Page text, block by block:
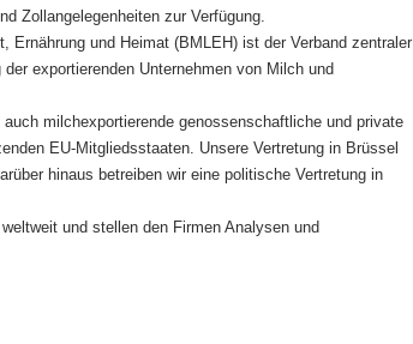
Zollangelegenheiten zur Verfügung.
Ernährung und Heimat (BMLEH) ist der Verband zentraler
exportierenden Unternehmen von Milch und
milchexportierende genossenschaftliche und private
EU-Mitgliedsstaaten. Unsere Vertretung in Brüssel
hinaus betreiben wir eine politische Vertretung in
und stellen den Firmen Analysen und